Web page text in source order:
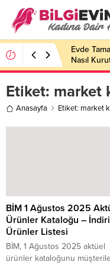
Evde
Nasıl
Etiket: market
Anasayfa Etiket: market
BİM 1 Ağustos 2025
Ürünler Kataloğu –
Ürünler Listesi
BİM, 1 Ağustos 2025 aktüel
ürünler kataloğunu